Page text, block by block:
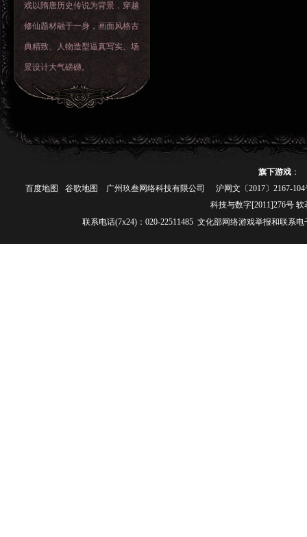
戏以隋唐历史传说为背景，穿越
修仙题材融于一身，画面风格古
典精致、人物造型逼真写实、场
景设计大气磅礴。
旗下游戏 ：
广州玖叁网络科技有限公司
沪网文〔2017〕2167-104
科技与数字[2011]276号 软
联系电话(7x24)：020-22511485 文化部网络游戏举报和联系
百度地图 谷歌地图